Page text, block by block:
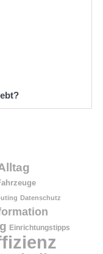
Datenschutz
Einrichtungstipps